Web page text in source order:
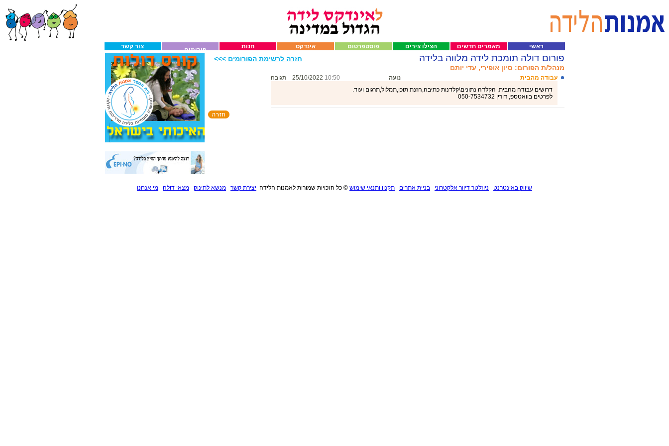
צור קשר פורומים חנות אינדקס פוסטפרטום הצילו צירים מאמרים חדשים ראשי
חזרה לרשימת הפורומים >>> פורום דולה תומכת לידה מלווה בלידה
מנהל/ת הפורום: סיון אופירי, עדי יותם
עבודה מהבית נועה 10:50
תגובה
דרושים עבודה מהבית, הקלדה נתונים\קלדנות כתיבה,הזנת תוכן,תמלול,תרגום ועוד.
לפרטים בוואטספ, דורין 050-7534732
שיווק באינטרנט ניוזלטר דיוור אלקטרוני בניית אתרים תקנון ותנאי שימוש © כל הזכויות שמורות לאמנות הלידה יצירת קשר מנשא לתינוק מצאי דולה מי אנחנו